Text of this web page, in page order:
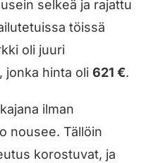
selkeä ja rajattu
töissä
oli juuri
jonka hinta oli 621 €.
ilman
nousee. Tällöin
korostuvat, ja